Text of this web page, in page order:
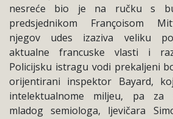
nesreće bio je na ručku s
predsjednikom Françoisom
njegov udes izaziva veliku
aktualne francuske vlasti i
Policijsku istragu vodi prekaljeni
orijentirani inspektor Bayard,
intelektualnome miljeu, pa za
mladog semiologa, ljevičara